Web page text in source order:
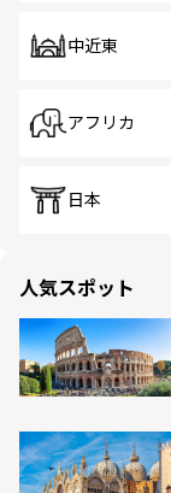
中近東
アフリカ
日本
人気スポット